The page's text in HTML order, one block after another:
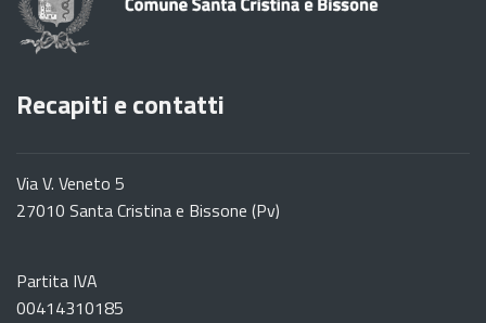
Recapiti e contatti
Via V. Veneto 5
27010 Santa Cristina e Bissone (Pv)
Partita IVA
00414310185